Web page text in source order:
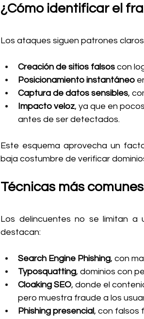
¿Cómo identificar el
Los ataques siguen patrones
Creación de sitios falsos con
Posicionamiento instantáneo
Captura de datos sensibles,
Impacto veloz, ya que en
antes de ser detectados.
Este esquema aprovecha un
baja costumbre de verificar
Técnicas más comunes
Los delincuentes no se limitan a
destacan:
Search Engine Phishing, con
Typosquatting, dominios con
Cloaking SEO, donde el
pero muestra fraude a los
Phishing presencial, con falsos